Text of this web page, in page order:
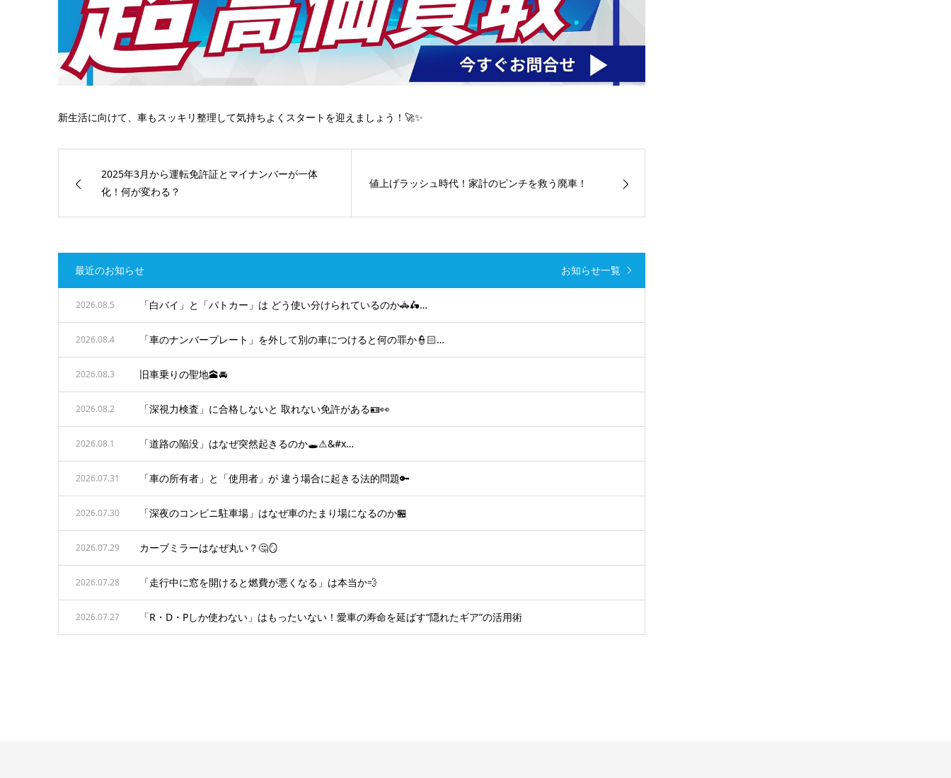
新生活に向けて、車もスッキリ整理して気持ちよくスタートを迎えましょう！🚀✨
2025年3月から運転免許証とマイナンバーが一体
化！何が変わる？
値上げラッシュ時代！家計のピンチを救う廃車！
最近のお知らせ お知らせ一覧
「白バイ」と「パトカー」は どう使い分けられているのか🚓🛵…
2026.08.5
「車のナンバープレート」を外して別の車につけると何の罪か👮🏻…
2026.08.4
旧車乗りの聖地🕋🚘
2026.08.3
「深視力検査」に合格しないと 取れない免許がある🪪👀
2026.08.2
「道路の陥没」はなぜ突然起きるのか🕳️⚠&#x…
2026.08.1
「車の所有者」と「使用者」が 違う場合に起きる法的問題🔑
2026.07.31
「深夜のコンビニ駐車場」はなぜ車のたまり場になるのか🏪
2026.07.30
カーブミラーはなぜ丸い？🤔🪞
2026.07.29
「走行中に窓を開けると燃費が悪くなる」は本当か💨
2026.07.28
「R・D・Pしか使わない」はもったいない！愛車の寿命を延ばす“隠れたギア”の活用術
2026.07.27